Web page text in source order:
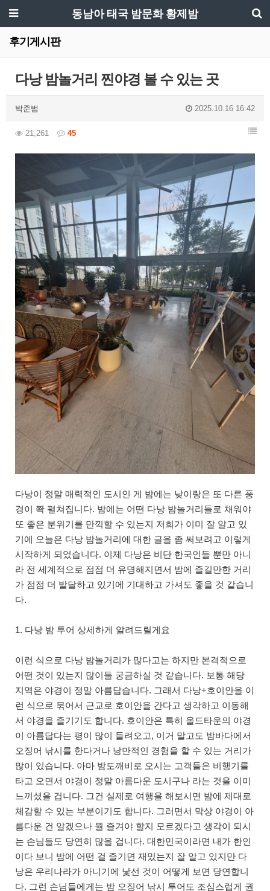
동남아 태국 밤문화 황제밤
후기게시판
다낭 밤놀거리 찐야경 볼 수 있는 곳
박준범 2025.10.16 16:42
21,261 45
다낭이 정말 매력적인 도시인 게 밤에는 낮이랑은 또 다른 풍
경이 쫙 펼쳐집니다. 밤에는 어떤 다낭 밤놀거리들로 채워야
또 좋은 분위기를 만끽할 수 있는지 저희가 이미 잘 알고 있
기에 오늘은 다낭 밤놀거리에 대한 글을 좀 써보려고 이렇게
시작하게 되었습니다. 이제 다낭은 비단 한국인들 뿐만 아니
라 전 세계적으로 점점 더 유명해지면서 밤에 즐길만한 거리
가 점점 더 발달하고 있기에 기대하고 가셔도 좋을 것 같습니
다.
1. 다낭 밤 투어 상세하게 알려드릴게요
이런 식으로 다낭 밤놀거리가 많다고는 하지만 본격적으로
어떤 것이 있는지 많이들 궁금하실 것 같습니다. 보통 해당
지역은 야경이 정말 아름답습니다. 그래서 다낭+호이안을 이
런 식으로 묶어서 근교로 호이안을 간다고 생각하고 이동해
서 야경을 즐기기도 합니다. 호이안은 특히 올드타운의 야경
이 아름답다는 평이 많이 들려오고, 이거 말고도 밤바다에서
오징어 낚시를 한다거나 낭만적인 경험을 할 수 있는 거리가
많이 있습니다. 아마 밤도깨비로 오시는 고객들은 비행기를
타고 오면서 야경이 정말 아름다운 도시구나 라는 것을 이미
느끼셨을 겁니다. 그건 실제로 여행을 해보시면 밤에 제대로
체감할 수 있는 부분이기도 합니다. 그러면서 막상 야경이 아
름다운 건 알겠으나 뭘 즐겨야 할지 모르겠다고 생각이 되시
는 손님들도 당연히 많을 겁니다. 대한민국이라면 내가 한인
이다 보니 밤에 어떤 걸 즐기면 재밌는지 잘 알고 있지만 다
낭은 우리나라가 아니기에 낯선 것이 어떻게 보면 당연합니
다. 그런 손님들에게는 밤 오징어 낚시 투어도 조심스럽게 권